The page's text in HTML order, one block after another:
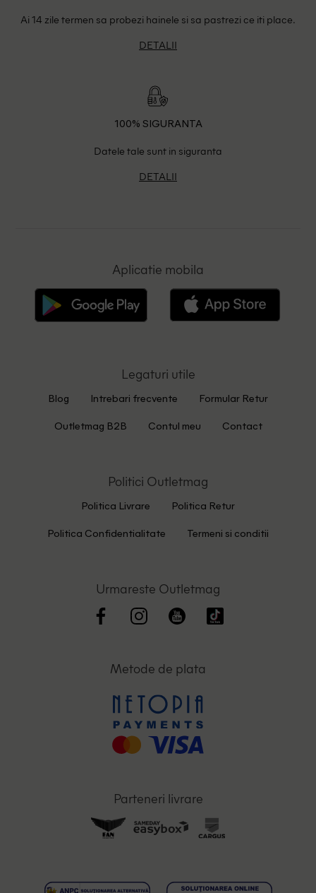
Ai 14 zile termen sa probezi hainele si sa pastrezi ce iti place.
DETALII
100% SIGURANTA
Datele tale sunt in siguranta
DETALII
Aplicatie mobila
Legaturi utile
Blog Intrebari frecvente Formular Retur
Outletmag B2B Contul meu Contact
Politici Outletmag
Politica Livrare Politica Retur
Politica Confidentialitate Termeni si conditii
Urmareste Outletmag
Metode de plata
Parteneri livrare